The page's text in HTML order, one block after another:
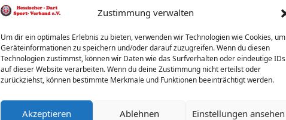
Zustimmung verwalten
Um dir ein optimales Erlebnis zu bieten, verwenden wir Technologien wie Cookies, um
Geräteinformationen zu speichern und/oder darauf zuzugreifen. Wenn du diesen
Technologien zustimmst, können wir Daten wie das Surfverhalten oder eindeutige IDs
auf dieser Website verarbeiten. Wenn du deine Zustimmung nicht erteilst oder
zurückziehst, können bestimmte Merkmale und Funktionen beeinträchtigt werden.
Akzeptieren Ablehnen Einstellungen ansehen